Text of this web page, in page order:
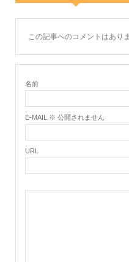
この記事へのコメントはありま
名前
E-MAIL ※ 公開されません
URL